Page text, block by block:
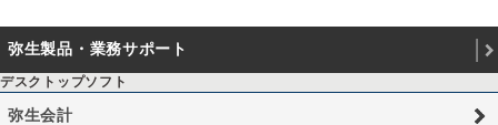
弥生製品・業務サポート
デスクトップソフト
弥生会計